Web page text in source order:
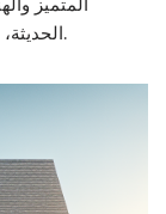
الحديثة، من العوامل التي تجعل هذا المنزل استثمارًا رائعًا.